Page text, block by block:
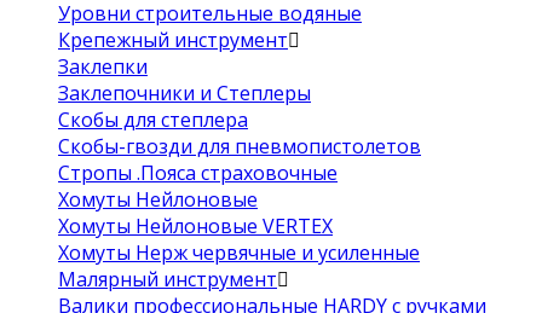
Уровни строительные водяные
Крепежный инструмент
Заклепки
Заклепочники и Степлеры
Скобы для степлера
Скобы-гвозди для пневмопистолетов
Стропы .Пояса страховочные
Хомуты Нейлоновые
Хомуты Нейлоновые VERTEX
Хомуты Нерж червячные и усиленные
Малярный инструмент
Валики профессиональные HARDY с ручками